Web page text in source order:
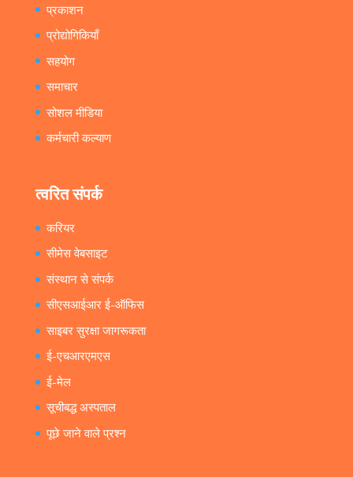
प्रकाशन
प्रोद्योगिकियाँ
सहयोग
समाचार
सोशल मीडिया
कर्मचारी कल्याण
त्वरित संपर्क
करियर
सीमेस वेबसाइट
संस्थान से संपर्क
सीएसआईआर ई-ऑफिस
साइबर सुरक्षा जागरूकता
ई-एचआरएमएस
ई-मेल
सूचीबद्ध अस्पताल
पूछे जाने वाले प्रश्न